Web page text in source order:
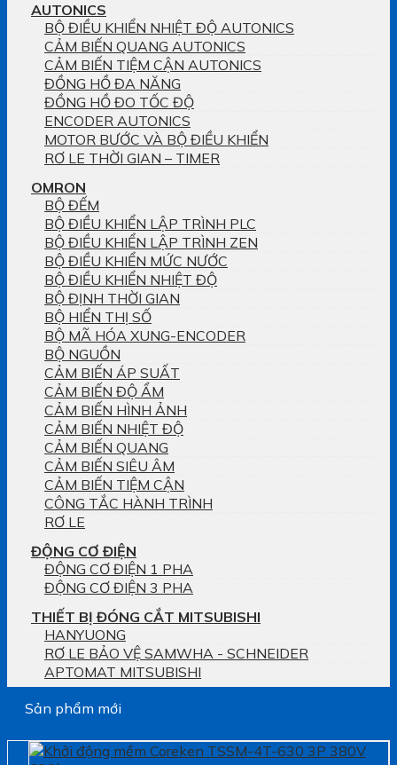
AUTONICS
BỘ ĐIỀU KHIỂN NHIỆT ĐỘ AUTONICS
CẢM BIẾN QUANG AUTONICS
CẢM BIẾN TIỆM CẬN AUTONICS
ĐỒNG HỒ ĐA NĂNG
ĐỒNG HỒ ĐO TỐC ĐỘ
ENCODER AUTONICS
MOTOR BƯỚC VÀ BỘ ĐIỀU KHIỂN
RƠ LE THỜI GIAN – TIMER
OMRON
BỘ ĐẾM
BỘ ĐIỀU KHIỂN LẬP TRÌNH PLC
BỘ ĐIỀU KHIỂN LẬP TRÌNH ZEN
BỘ ĐIỀU KHIỂN MỨC NƯỚC
BỘ ĐIỀU KHIỂN NHIỆT ĐỘ
BỘ ĐỊNH THỜI GIAN
BỘ HIỂN THỊ SỐ
BỘ MÃ HÓA XUNG-ENCODER
BỘ NGUỒN
CẢM BIẾN ÁP SUẤT
CẢM BIẾN ĐỘ ẨM
CẢM BIẾN HÌNH ẢNH
CẢM BIẾN NHIỆT ĐỘ
CẢM BIẾN QUANG
CẢM BIẾN SIÊU ÂM
CẢM BIẾN TIỆM CẬN
CÔNG TẮC HÀNH TRÌNH
RƠ LE
ĐỘNG CƠ ĐIỆN
ĐỘNG CƠ ĐIỆN 1 PHA
ĐỘNG CƠ ĐIỆN 3 PHA
THIẾT BỊ ĐÓNG CẮT MITSUBISHI
HANYUONG
RƠ LE BẢO VỆ SAMWHA - SCHNEIDER
APTOMAT MITSUBISHI
Sản phẩm mới